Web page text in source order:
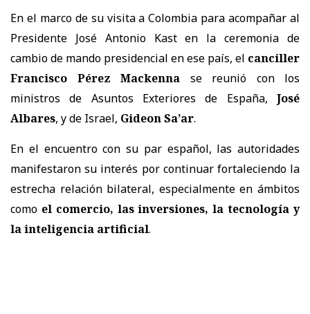
En el marco de su visita a Colombia para acompañar al
Presidente José Antonio Kast en la ceremonia de
cambio de mando presidencial en ese país, el canciller
Francisco Pérez Mackenna se reunió con los
ministros de Asuntos Exteriores de España, José
Albares, y de Israel, Gideon Sa’ar.
En el encuentro con su par español, las autoridades
manifestaron su interés por continuar fortaleciendo la
estrecha relación bilateral, especialmente en ámbitos
como el comercio, las inversiones, la tecnología y
la inteligencia artificial.